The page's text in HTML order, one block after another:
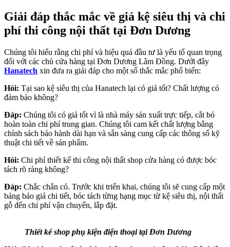
Giải đáp thắc mắc về giá kệ siêu thị và chi
phí thi công nội thất tại Đơn Dương
Chúng tôi hiểu rằng chi phí và hiệu quả đầu tư là yếu tố quan trọng
đối với các chủ cửa hàng tại Đơn Dương Lâm Đồng. Dưới đây
Hanatech xin đưa ra giải đáp cho một số thắc mắc phổ biến:
Hỏi: Tại sao kệ siêu thị của Hanatech lại có giá tốt? Chất lượng có
đảm bảo không?
Đáp: Chúng tôi có giá tốt vì là nhà máy sản xuất trực tiếp, cắt bỏ
hoàn toàn chi phí trung gian. Chúng tôi cam kết chất lượng bằng
chính sách bảo hành dài hạn và sẵn sàng cung cấp các thông số kỹ
thuật chi tiết về sản phẩm.
Hỏi: Chi phí thiết kế thi công nội thất shop cửa hàng có được bóc
tách rõ ràng không?
Đáp: Chắc chắn có. Trước khi triển khai, chúng tôi sẽ cung cấp một
bảng báo giá chi tiết, bóc tách từng hạng mục từ kệ siêu thị, nội thất
gỗ đến chi phí vận chuyển, lắp đặt.
Thiết kế shop phụ kiện điện thoại tại Đơn Dương